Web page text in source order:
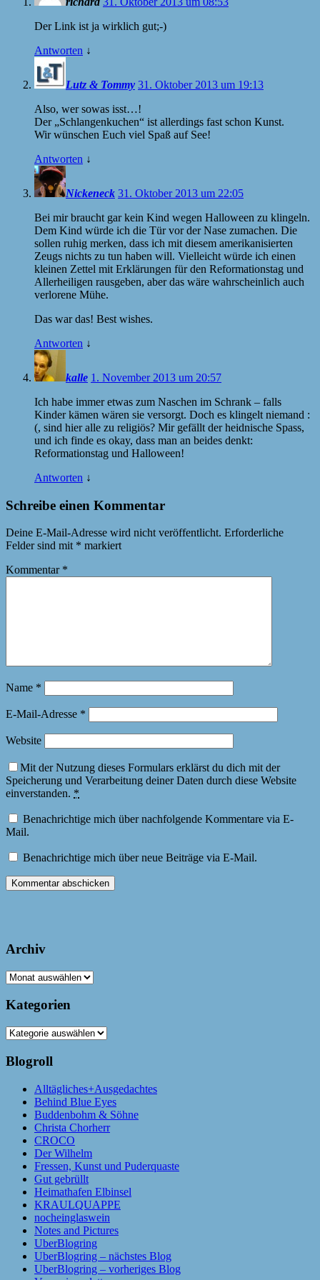
Der Link ist ja wirklich gut;-)
Antworten ↓
Lutz & Tommy 31. Oktober 2013 um 19:13
Also, wer sowas isst…!
Der „Schlangenkuchen“ ist allerdings fast schon Kunst.
Wir wünschen Euch viel Spaß auf See!
Antworten ↓
Nickeneck 31. Oktober 2013 um 22:05
Bei mir braucht gar kein Kind wegen Halloween zu klingeln.
Dem Kind würde ich die Tür vor der Nase zumachen. Die
sollen ruhig merken, dass ich mit diesem amerikanisierten
Zeugs nichts zu tun haben will. Vielleicht würde ich einen
kleinen Zettel mit Erklärungen für den Reformationstag und
Allerheiligen rausgeben, aber das wäre wahrscheinlich auch
verlorene Mühe.
Das war das! Best wishes.
Antworten ↓
kalle 1. November 2013 um 20:57
Ich habe immer etwas zum Naschen im Schrank – falls
Kinder kämen wären sie versorgt. Doch es klingelt niemand :
(, sind hier alle zu religiös? Mir gefällt der heidnische Spass,
und ich finde es okay, dass man an beides denkt:
Reformationstag und Halloween!
Antworten ↓
Schreibe einen Kommentar
Deine E-Mail-Adresse wird nicht veröffentlicht. Erforderliche
Felder sind mit * markiert
Kommentar *
Name *
E-Mail-Adresse *
Website
Mit der Nutzung dieses Formulars erklärst du dich mit der
Speicherung und Verarbeitung deiner Daten durch diese Website
einverstanden. *
Benachrichtige mich über nachfolgende Kommentare via E-
Mail.
Benachrichtige mich über neue Beiträge via E-Mail.
Archiv
Archiv
Kategorien
Kategorien
Blogroll
Alltägliches+Ausgedachtes
Behind Blue Eyes
Buddenbohm & Söhne
Christa Chorherr
CROCO
Der Wilhelm
Fressen, Kunst und Puderquaste
Gut gebrüllt
Heimathafen Elbinsel
KRAULQUAPPE
nocheinglaswein
Notes and Pictures
UberBlogring
UberBlogring – nächstes Blog
UberBlogring – vorheriges Blog